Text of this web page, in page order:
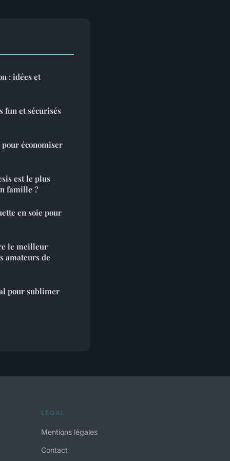
: idées et
fun et sécurisés
économiser
est le plus
famille ?
en soie pour
le meilleur
amateurs de
pour sublimer
LÉGAL
Mentions légales
Contact